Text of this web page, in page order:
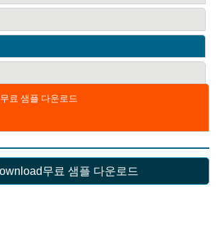
무료 샘플 다운로드
무료 샘플 다운로드